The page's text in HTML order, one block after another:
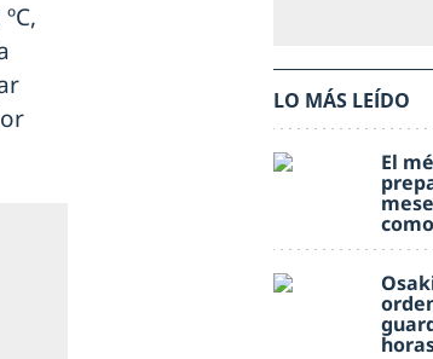
LO MÁS LEÍDO
El